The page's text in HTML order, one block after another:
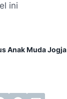
ini
Anak Muda Jogja